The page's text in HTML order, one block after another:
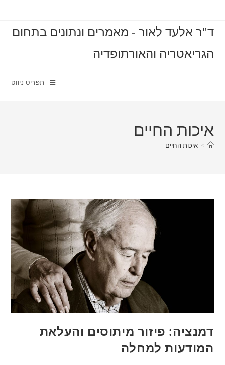
content
ד"ר אלעד לאור - מאמרים ונתונים בתחום
הגריאטריה והאורתופדיה
תפריט ניווט
איכות החיים
> איכות החיים
דמנציה: פיזור מיתוסים והעלאת
המודעות למחלה